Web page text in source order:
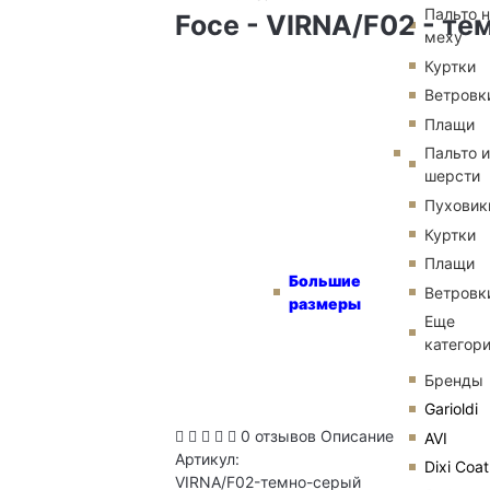
Большие
размеры
Пальто
меху
Куртки
Плащи
Пальто
шерсти
Куртки
Плащи
Еще
Бренды
Garioldi
AVI
Dixi Coat
Foce - VIRNA/F02 -
0 отзывов Описание
Артикул:
VIRNA/F02-темно-серый